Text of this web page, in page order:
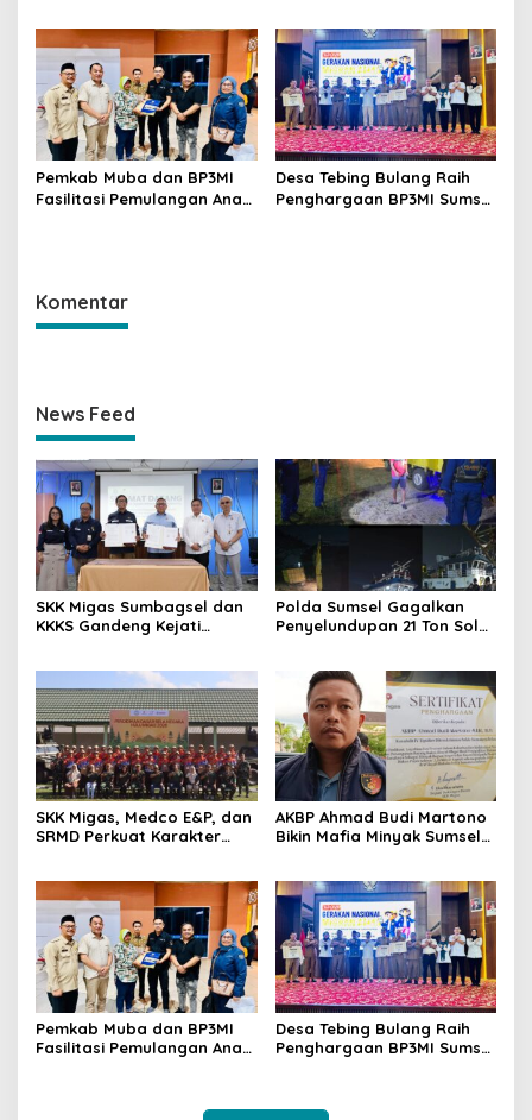
Ketahanan Energi Nasional
Disulap Jadi Rp7,59 Miliar
untuk Negara Raih
Penghargaan SKK Migas
Pemkab Muba dan BP3MI
Fasilitasi Pemulangan Anak
Desa Tebing Bulang Raih
Penghargaan BP3MI Sumsel
Komentar
News Feed
SKK Migas Sumbagsel dan
KKKS Gandeng Kejati
Operasi Hulu Migas
Polda Sumsel Gagalkan
Penyelundupan 21 Ton Solar
SKK Migas, Medco E&P, dan
SRMD Perkuat Karakter
AKBP Ahmad Budi Martono
Bikin Mafia Minyak Sumsel
untuk Negara Raih
Penghargaan SKK Migas
Pemkab Muba dan BP3MI
Fasilitasi Pemulangan Anak
Desa Tebing Bulang Raih
Penghargaan BP3MI Sumsel